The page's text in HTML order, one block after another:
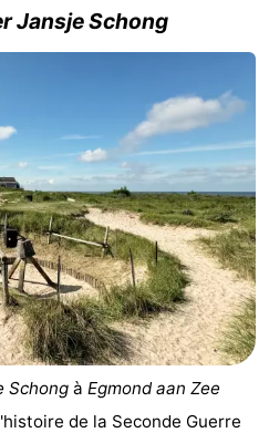
Jansje Schong
Schong à Egmond aan Zee
de la Seconde Guerre